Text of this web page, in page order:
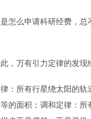
么申请科研经费，总
万有引力定律的发现
所有行星绕太阳的轨
的面积；调和定律：